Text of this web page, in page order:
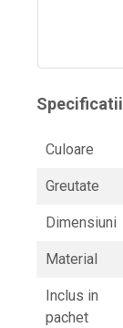
Specificatii
Culoare
Greutate
Dimensiuni
Material
Inclus in
pachet